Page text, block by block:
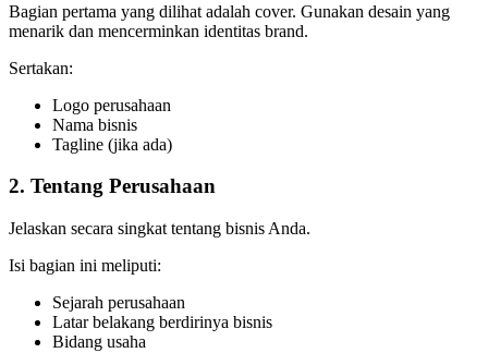
Bagian pertama yang dilihat adalah cover. Gunakan desain yang
menarik dan mencerminkan identitas brand.
Sertakan:
Logo perusahaan
Nama bisnis
Tagline (jika ada)
2. Tentang Perusahaan
Jelaskan secara singkat tentang bisnis Anda.
Isi bagian ini meliputi:
Sejarah perusahaan
Latar belakang berdirinya bisnis
Bidang usaha